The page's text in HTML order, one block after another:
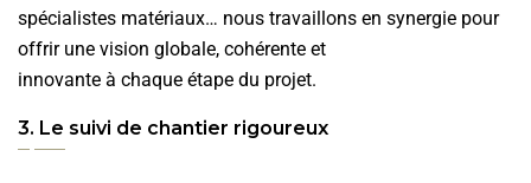
spécialistes matériaux… nous travaillons en synergie pour
offrir une vision globale, cohérente et
innovante à chaque étape du projet.
3. Le suivi de chantier rigoureux